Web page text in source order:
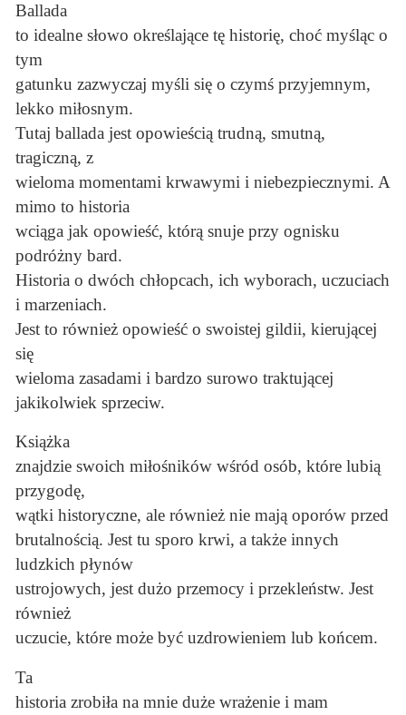
Ballada
to idealne słowo określające tę historię, choć myśląc o
tym
gatunku zazwyczaj myśli się o czymś przyjemnym,
lekko miłosnym.
Tutaj ballada jest opowieścią trudną, smutną,
tragiczną, z
wieloma momentami krwawymi i niebezpiecznymi. A
mimo to historia
wciąga jak opowieść, którą snuje przy ognisku
podróżny bard.
Historia o dwóch chłopcach, ich wyborach, uczuciach
i marzeniach.
Jest to również opowieść o swoistej gildii, kierującej
się
wieloma zasadami i bardzo surowo traktującej
jakikolwiek sprzeciw.
Książka
znajdzie swoich miłośników wśród osób, które lubią
przygodę,
wątki historyczne, ale również nie mają oporów przed
brutalnością. Jest tu sporo krwi, a także innych
ludzkich płynów
ustrojowych, jest dużo przemocy i przekleństw. Jest
również
uczucie, które może być uzdrowieniem lub końcem.
Ta
historia zrobiła na mnie duże wrażenie i mam